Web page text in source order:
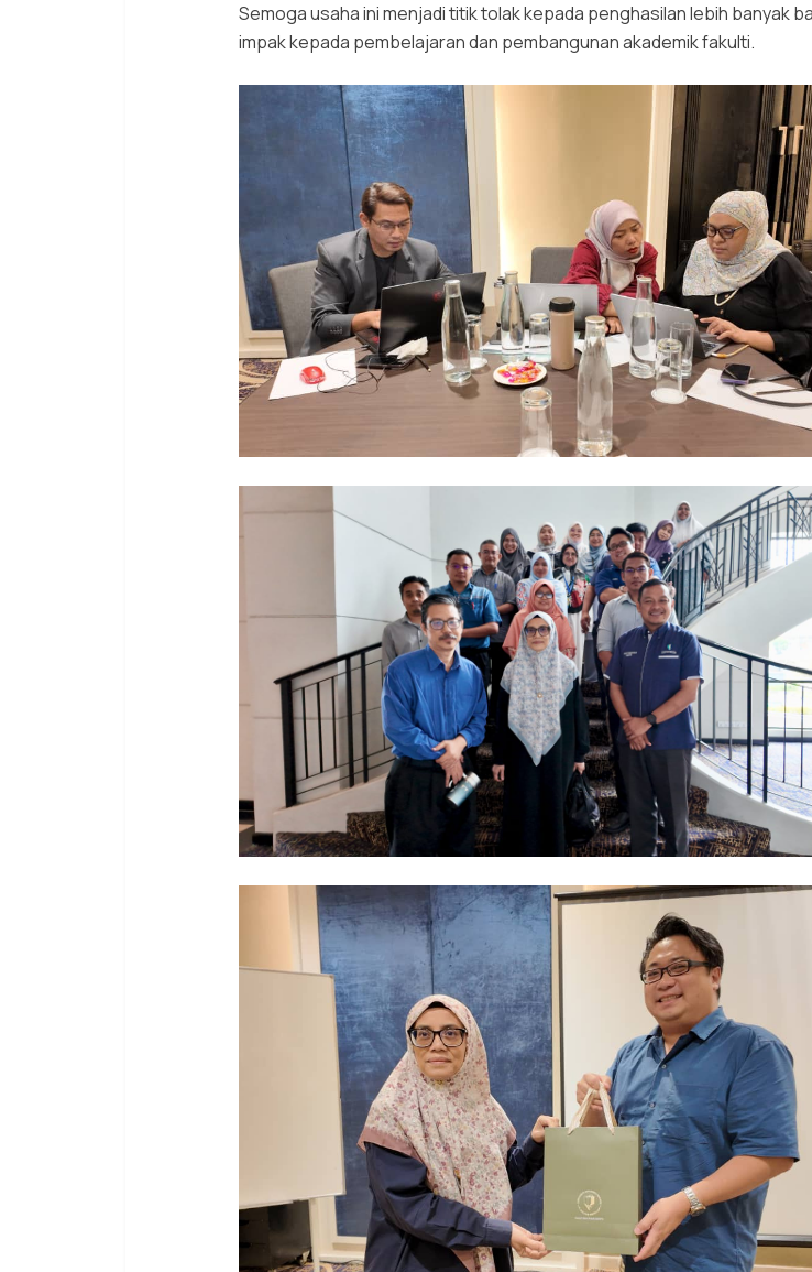
Semoga usaha ini menjadi titik tolak kepada penghasilan lebih banyak
impak kepada pembelajaran dan pembangunan akademik fakulti.